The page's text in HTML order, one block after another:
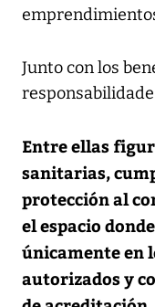
Junto con los
Entre ellas
sanitarias,
protección al
el espacio
únicamente en
autorizados y